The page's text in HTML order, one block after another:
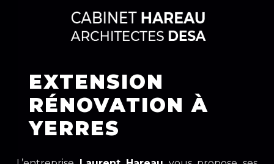
EXTENSION
RÉNOVATION À
YERRES